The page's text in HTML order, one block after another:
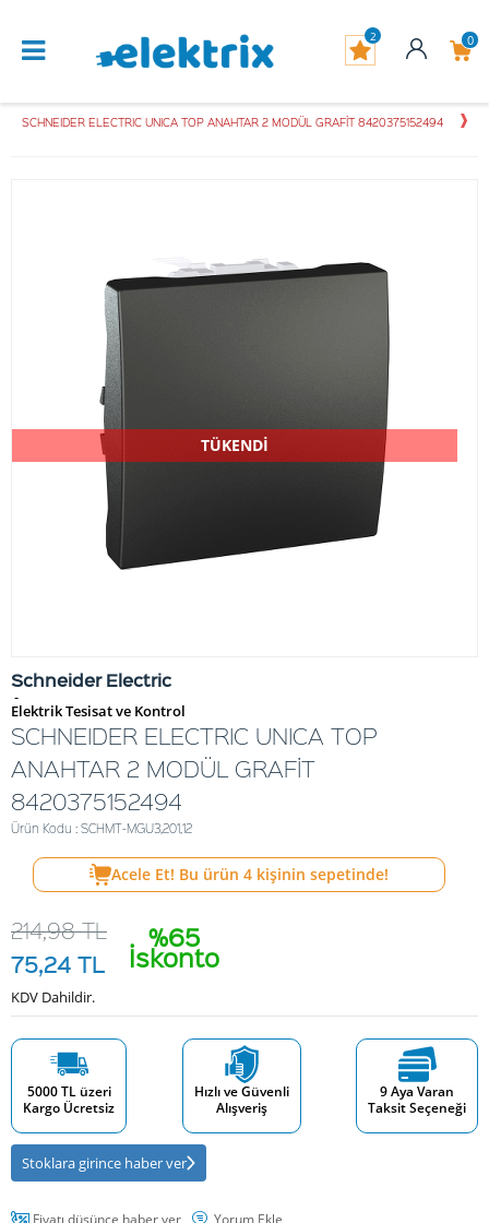
0
2
SCHNEIDER ELECTRIC UNICA TOP ANAHTAR 2 MODÜL GRAFİT 8420375152494
TÜKENDİ
Schneider Electric
-
Elektrik Tesisat ve Kontrol
SCHNEIDER ELECTRIC UNICA TOP
ANAHTAR 2 MODÜL GRAFİT
8420375152494
Ürün Kodu : SCHMT-MGU3,201,12
Acele Et! Bu ürün 4 kişinin sepetinde!
%65
İskonto
214,98TL
75,24 TL
KDV Dahildir.
5000 TL üzeri
Kargo Ücretsiz
Hızlı ve Güvenli
Alışveriş
9 Aya Varan
Taksit Seçeneği
Stoklara girince haber ver
Fiyatı düşünce haber ver Yorum Ekle